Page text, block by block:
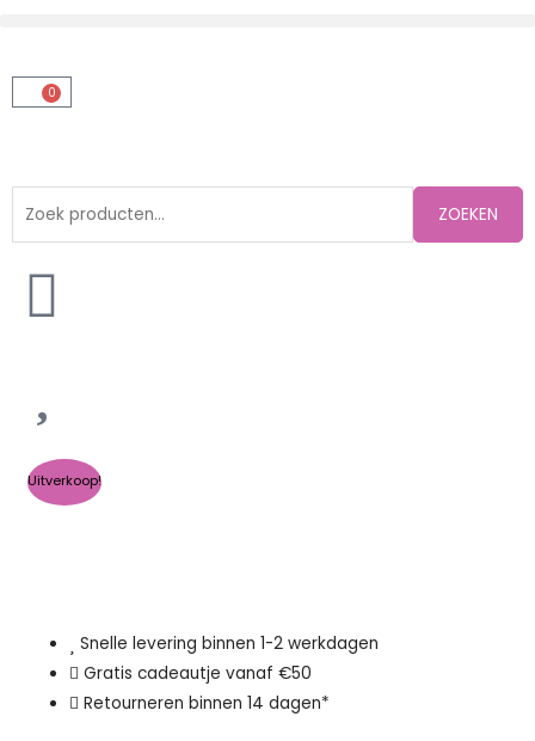
0
Winkelwagen
ZOEKEN
Uitverkoop!
Snelle levering binnen 1-2 werkdagen
Gratis cadeautje vanaf €50
Retourneren binnen 14 dagen*